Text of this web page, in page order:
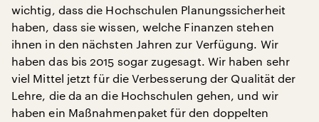
wichtig, dass die Hochschulen Planungssicherheit
haben, dass sie wissen, welche Finanzen stehen
ihnen in den nächsten Jahren zur Verfügung. Wir
haben das bis 2015 sogar zugesagt. Wir haben sehr
viel Mittel jetzt für die Verbesserung der Qualität der
Lehre, die da an die Hochschulen gehen, und wir
haben ein Maßnahmenpaket für den doppelten